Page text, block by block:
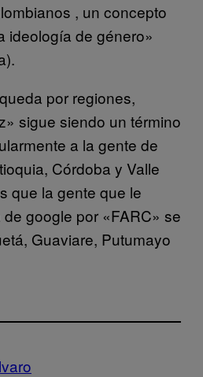
, un concepto
ideología de género»
por regiones,
sigue siendo un término
a la gente de
Córdoba y Valle
que la gente que le
google por «FARC» se
Guaviare, Putumayo